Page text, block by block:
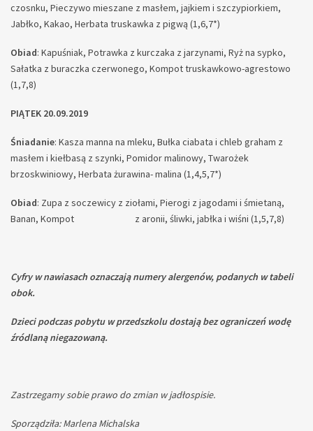
czosnku, Pieczywo mieszane z masłem, jajkiem i szczypiorkiem,
Jabłko, Kakao, Herbata truskawka z pigwą (1,6,7*)
Obiad: Kapuśniak, Potrawka z kurczaka z jarzynami, Ryż na sypko,
Sałatka z buraczka czerwonego, Kompot truskawkowo-agrestowo
(1,7,8)
PIĄTEK 20.09.2019
Śniadanie: Kasza manna na mleku, Bułka ciabata i chleb graham z
masłem i kiełbasą z szynki, Pomidor malinowy, Twarożek
brzoskwiniowy, Herbata żurawina- malina (1,4,5,7*)
Obiad: Zupa z soczewicy z ziołami, Pierogi z jagodami i śmietaną,
Banan, Kompot z aronii, śliwki, jabłka i wiśni (1,5,7,8)
Cyfry w nawiasach oznaczają numery alergenów, podanych w tabeli
obok.
Dzieci podczas pobytu w przedszkolu dostają bez ograniczeń wodę
źródlaną niegazowaną.
Zastrzegamy sobie prawo do zmian w jadłospisie.
Sporządziła: Marlena Michalska